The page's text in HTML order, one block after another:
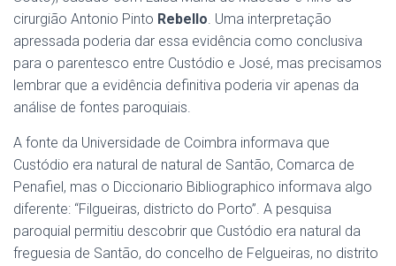
cirurgião Antonio Pinto Rebello. Uma interpretação
apressada poderia dar essa evidência como conclusiva
para o parentesco entre Custódio e José, mas precisamos
lembrar que a evidência definitiva poderia vir apenas da
análise de fontes paroquiais.
A fonte da Universidade de Coimbra informava que
Custódio era natural de natural de Santão, Comarca de
Penafiel, mas o Diccionario Bibliographico informava algo
diferente: “Filgueiras, districto do Porto”. A pesquisa
paroquial permitiu descobrir que Custódio era natural da
freguesia de Santão, do concelho de Felgueiras, no distrito